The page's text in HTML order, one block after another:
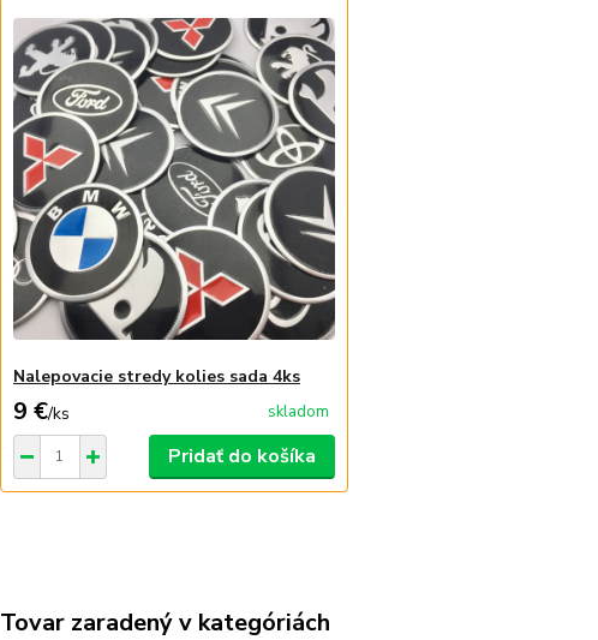
Nalepovacie stredy kolies sada 4ks
9 €/ks skladom
Pridať do košíka
Tovar zaradený v kategóriách